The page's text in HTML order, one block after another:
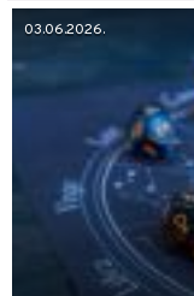
03.06.2026.